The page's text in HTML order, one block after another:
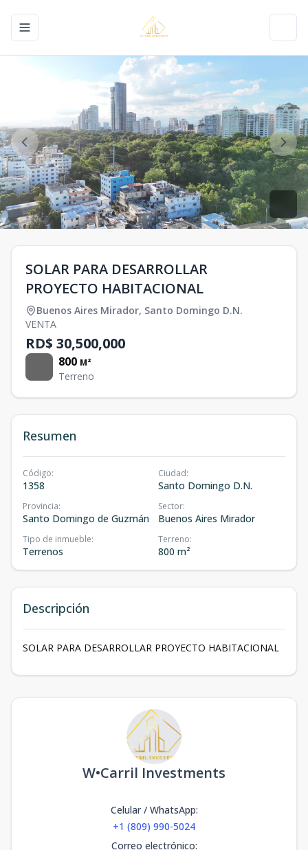
Toggle navigation menu
SOLAR PARA DESARROLLAR
PROYECTO HABITACIONAL
Buenos Aires Mirador, Santo Domingo D.N.
VENTA
RD$ 30,500,000
800 M²
Terreno
Resumen
Código:
1358
Ciudad:
Santo Domingo D.N.
Provincia:
Santo Domingo de Guzmán
Sector:
Buenos Aires Mirador
Tipo de inmueble:
Terrenos
Terreno:
800 m²
Descripción
SOLAR PARA DESARROLLAR PROYECTO HABITACIONAL
W•Carril Investments
Celular / WhatsApp:
+1 (809) 990-5024
Correo electrónico: